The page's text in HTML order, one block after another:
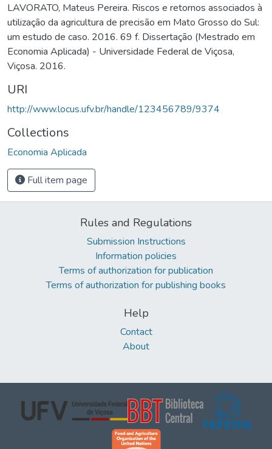
LAVORATO, Mateus Pereira. Riscos e retornos associados à
utilização da agricultura de precisão em Mato Grosso do Sul:
um estudo de caso. 2016. 69 f. Dissertação (Mestrado em
Economia Aplicada) - Universidade Federal de Viçosa,
Viçosa. 2016.
URI
http://www.locus.ufv.br/handle/123456789/9374
Collections
Economia Aplicada
Full item page
Rules and Regulations
Submission Instructions
Information policies
Terms of authorization for publication
Terms of authorization for publishing books
Help
Contact
About